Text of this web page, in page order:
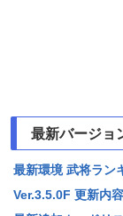
最新バージョ
最新環境 武将ラン
Ver.3.5.0F 更新内